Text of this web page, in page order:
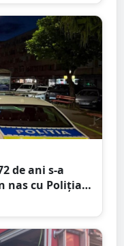
de ani s-a
nas cu Poliția